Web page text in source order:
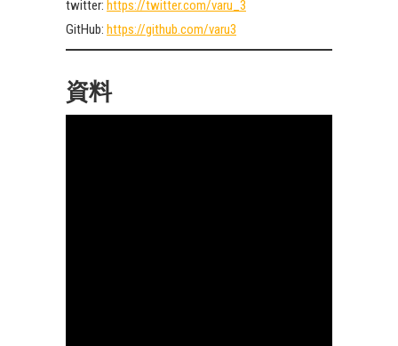
twitter: https://twitter.com/varu_3
GitHub: https://github.com/varu3
資料